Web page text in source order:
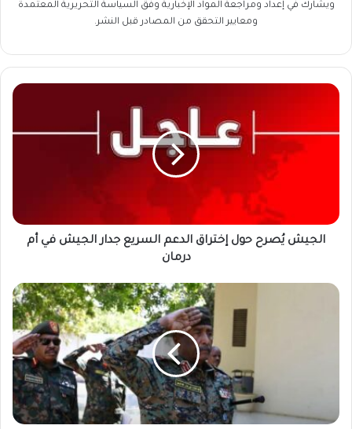
ويشارك في إعداد ومراجعة المواد الإخبارية وفق السياسة التحريرية المعتمدة
ومعايير التحقق من المصادر قبل النشر.
الجيش
في
الجيش يُصرح حول إختراق الدعم السريع جدار الجيش في أم
درمان
برئاسة
الخرطوم